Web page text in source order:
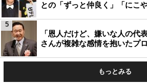
との「ずっと仲良く」「にこ
「恩人だけど、嫌いな人の代
さんが複雑な感情を抱いたプ
5
もっとみる